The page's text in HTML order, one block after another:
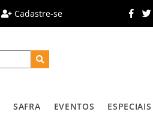
Cadastre-se
SAFRA EVENTOS ESPECIAIS